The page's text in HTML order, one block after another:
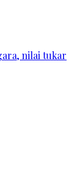
nilai tukar